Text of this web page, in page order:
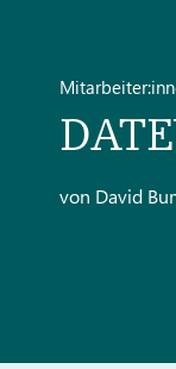
von David